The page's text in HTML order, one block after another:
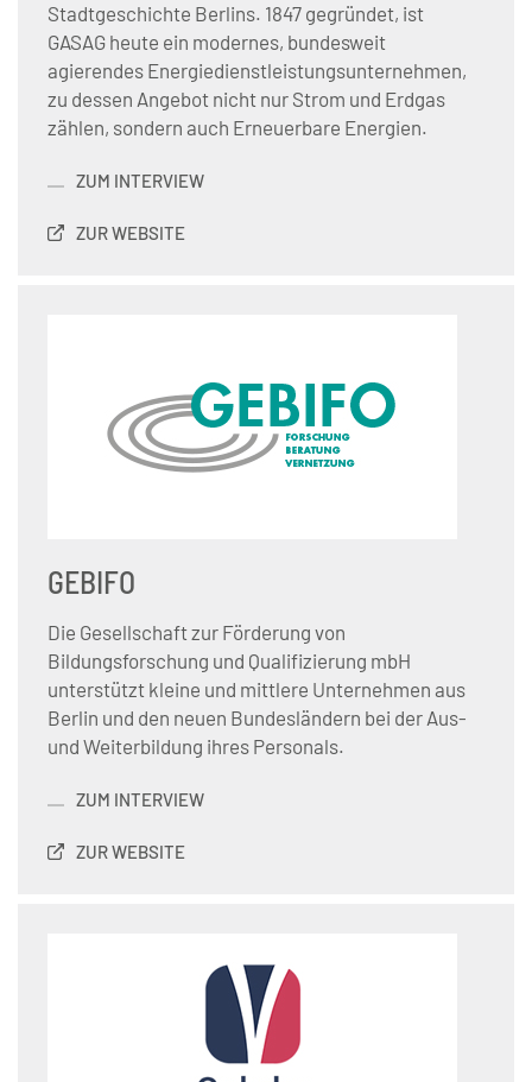
Stadtgeschichte Berlins. 1847 gegründet, ist
GASAG heute ein modernes, bundesweit
agierendes Energiedienstleistungsunternehmen,
zu dessen Angebot nicht nur Strom und Erdgas
zählen, sondern auch Erneuerbare Energien.
ZUM INTERVIEW
ZUR WEBSITE
GEBIFO
Die Gesellschaft zur Förderung von
Bildungsforschung und Qualifizierung mbH
unterstützt kleine und mittlere Unternehmen aus
Berlin und den neuen Bundesländern bei der Aus-
und Weiterbildung ihres Personals.
ZUM INTERVIEW
ZUR WEBSITE